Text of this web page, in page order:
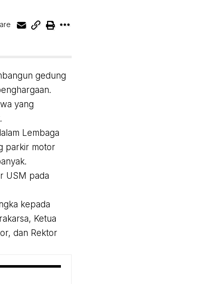
gedung
yang
Lembaga
parkir motor
USM pada
kepada
Ketua
dan Rektor